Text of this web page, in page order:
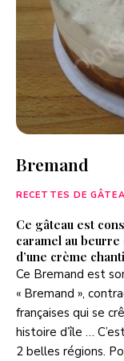
Bremand
RECETTES DE
Ce gâteau est
caramel au
d’une crème
Ce Bremand est
« Bremand »,
françaises qui se
histoire d’île …
2 belles régions.